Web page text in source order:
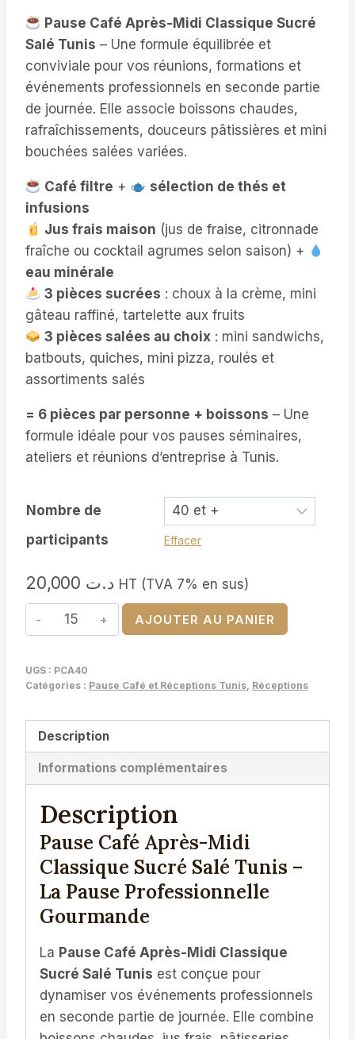
Pause Café Après-Midi Classique Sucré
Salé Tunis – Une formule équilibrée et
conviviale pour vos réunions, formations et
événements professionnels en seconde partie
de journée. Elle associe boissons chaudes,
rafraîchissements, douceurs pâtissières et mini
bouchées salées variées.
Café filtre +
sélection de thés et
infusions
Jus frais maison (jus de fraise, citronnade
fraîche ou cocktail agrumes selon saison) +
eau minérale
3 pièces sucrées : choux à la crème, mini
gâteau raffiné, tartelette aux fruits
3 pièces salées au choix : mini sandwichs,
batbouts, quiches, mini pizza, roulés et
assortiments salés
= 6 pièces par personne + boissons – Une
formule idéale pour vos pauses séminaires,
ateliers et réunions d’entreprise à Tunis.
Nombre de
participants
Effacer
د.ت HT (TVA 7% en sus)
quantité
de
Café
Après-
midi
–
Traiteur
Entreprise
Tunis
AJOUTER AU PANIER
UGS : PCA40
Catégories : Pause Café et Réceptions Tunis Réceptions
Description
Informations complémentaires
Description
Pause Café Après-Midi
Classique Sucré Salé Tunis –
La Pause Professionnelle
Gourmande
La Pause Café Après-Midi Classique
Sucré Salé Tunis est conçue pour
dynamiser vos événements professionnels
en seconde partie de journée. Elle combine